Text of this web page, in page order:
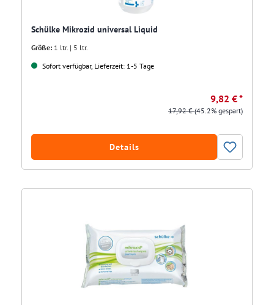
Schülke Mikrozid universal Liquid
Größe: 1 ltr. | 5 ltr.
Sofort verfügbar, Lieferzeit: 1-5 Tage
9,82 € *
17,92 €(45.2% gespart)
Details